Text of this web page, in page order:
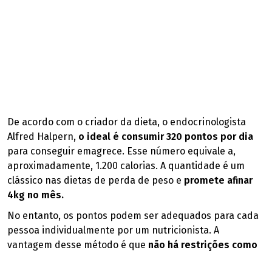
De acordo com o criador da dieta, o endocrinologista
Alfred Halpern, o ideal é consumir 320 pontos por dia
para conseguir emagrece. Esse número equivale a,
aproximadamente, 1.200 calorias. A quantidade é um
clássico nas dietas de perda de peso e promete afinar
4kg no mês.
No entanto, os pontos podem ser adequados para cada
pessoa individualmente por um nutricionista. A
vantagem desse método é que não há restrições como